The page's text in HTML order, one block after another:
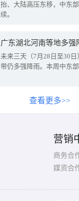
抬、大陆高压东移，中东
续。
广东湖北河南等地多
未来三天（7月28日至30
带仍多强降雨。本周中东
查看更多>>
营销
商务合
媒资合